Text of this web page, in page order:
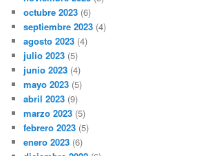
octubre 2023 (6)
septiembre 2023 (4)
agosto 2023 (4)
julio 2023 (5)
junio 2023 (4)
mayo 2023 (5)
abril 2023 (9)
marzo 2023 (5)
febrero 2023 (5)
enero 2023 (6)